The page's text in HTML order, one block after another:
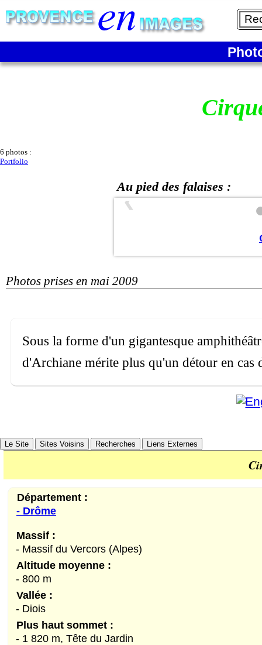
6 photos :
Portfolio
Au pied des falaises :
❮
Photos prises en mai 2009
Sous la forme d'un gigantesque
d'Archiane mérite plus qu'un détour en cas
Le Site Sites Voisins Recherches Liens Externes
Département :
- Drôme
Massif :
- Massif du Vercors (Alpes)
Altitude moyenne :
- 800 m
Vallée :
- Diois
Plus haut sommet :
- 1 820 m, Tête du Jardin